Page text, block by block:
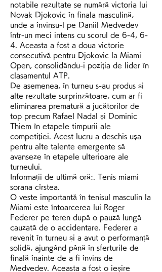
notabile rezultate se numără victoria lui
Novak Djokovic în finala masculină,
unde a învinsu-l pe Daniil Medvedev
într-un meci intens cu scorul de 6-4, 6-
4. Aceasta a fost a doua victorie
consecutivă pentru Djokovic la Miami
Open, consolidându-i poziția de lider în
clasamentul ATP.
De asemenea, în turneu s-au produs și
alte rezultate surprinzătoare, cum ar fi
eliminarea prematură a jucătorilor de
top precum Rafael Nadal și Dominic
Thiem în etapele timpurii ale
competiției. Acest lucru a deschis ușa
pentru alte talente emergente să
avanseze în etapele ulterioare ale
turneului.
Informații de ultimă oră:. Tenis miami
sorana cîrstea.
O veste importantă în tenisul masculin la
Miami este întoarcerea lui Roger
Federer pe teren după o pauză lungă
cauzată de o accidentare. Federer a
revenit în turneu și a avut o performanță
solidă, ajungând până în sferturile de
finală înainte de a fi învins de
Medvedev. Aceasta a fost o ieșire